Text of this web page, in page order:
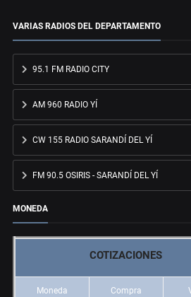
VARIAS RADIOS DEL DEPARTAMENTO
95.1 FM RADIO CITY
AM 960 RADIO YÍ
CW 155 RADIO SARANDÍ DEL YÍ
FM 90.5 OSIRIS - SARANDÍ DEL YÍ
MONEDA
COTIZACIONES
Moneda Compra